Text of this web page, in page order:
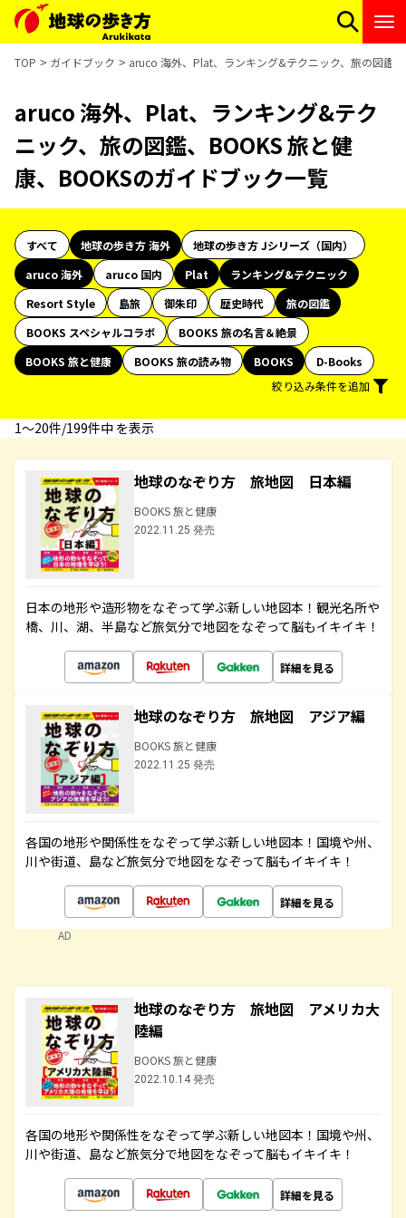
TOP ガイドブック aruco 海外、Plat、ランキング&テクニック、旅の図鑑
aruco 海外、Plat、ランキング&テク
ニック、旅の図鑑、BOOKS 旅と健
康、BOOKSのガイドブック一覧
すべて 地球の歩き方 海外
地球の歩き方 Jシリーズ（国内）
aruco 海外
aruco 国内 Plat
ランキング&テクニック
Resort Style
島旅 御朱印 歴史時代
旅の図鑑
BOOKS スペシャルコラボ
BOOKS 旅の名言＆絶景
BOOKS 旅と健康
BOOKS 旅の読み物 BOOKS
D-Books
絞り込み条件を追加
1〜20件/199件中 を表示
地球のなぞり方 旅地図 日本編
BOOKS 旅と健康
2022.11.25 発売
日本の地形や造形物をなぞって学ぶ新しい地図本！観光名所や
橋、川、湖、半島など旅気分で地図をなぞって脳もイキイキ！
詳細を見る
地球のなぞり方 旅地図 アジア編
BOOKS 旅と健康
2022.11.25 発売
各国の地形や関係性をなぞって学ぶ新しい地図本！国境や州、
川や街道、島など旅気分で地図をなぞって脳もイキイキ！
詳細を見る
AD
地球のなぞり方 旅地図 アメリカ大
陸編
BOOKS 旅と健康
2022.10.14 発売
各国の地形や関係性をなぞって学ぶ新しい地図本！国境や州、
川や街道、島など旅気分で地図をなぞって脳もイキイキ！
詳細を見る